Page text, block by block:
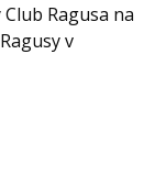
Ragusa na
v